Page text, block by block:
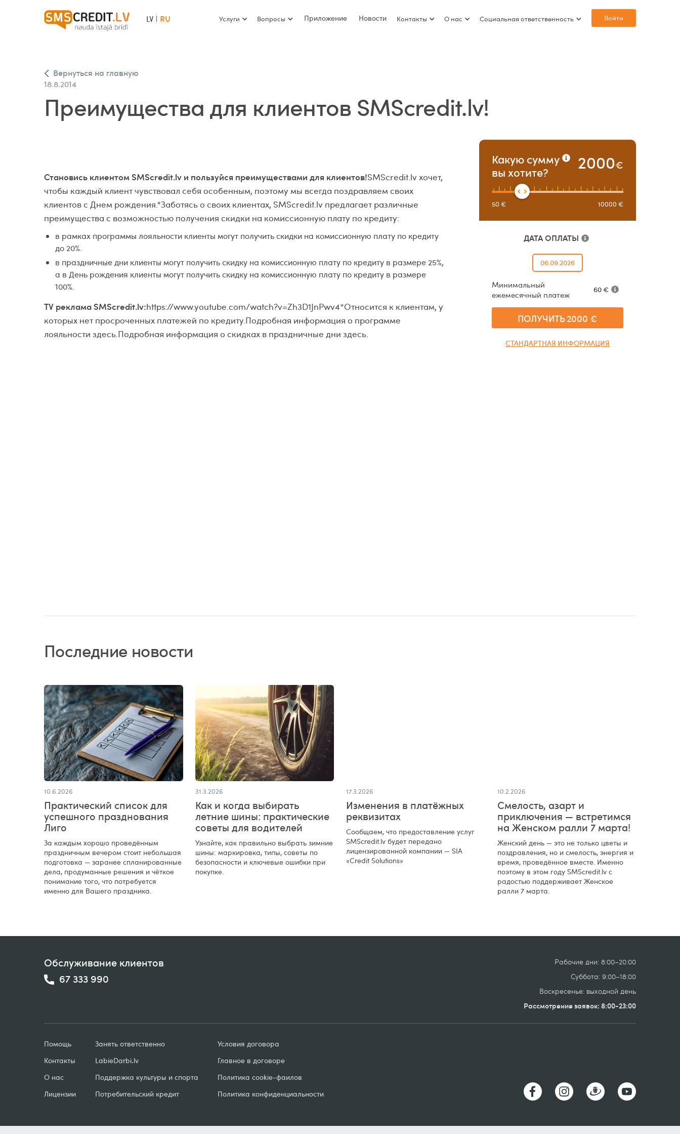
LV RU Услуги Вопросы Приложение Новости Контакты О нас Социальная ответственность Войти
Вернуться на главную
18.8.2014
Преимущества для клиентов SMScredit.lv!
Становись клиентом SMScredit.lv и пользуйся преимуществами для клиентов!SMScredit.lv хочет,
чтобы каждый клиент чувствовал себя особенным, поэтому мы всегда поздравляем своих
клиентов с Днем рождения.*Заботясь о своих клиентах, SMScredit.lv предлагает различные
преимущества с возможностью получения скидки на комиссионную плату по кредиту:
в рамках программы лояльности клиенты могут получить скидки на комиссионную плату по кредиту
до 20%.
в праздничные дни клиенты могут получить скидку на комиссионную плату по кредиту в размере 25%,
а в День рождения клиенты могут получить скидку на комиссионную плату по кредиту в размере
100%.
TV реклама SMScredit.lv:https://www.youtube.com/watch?v=Zh3D1JnPwv4*Относится к клиентам, у
которых нет просроченных платежей по кредиту.Подробная информация о программе
лояльности здесь.Подробная информация о скидках в праздничные дни здесь.
Какую сумму
вы хотите?
2000€
50 € 10000 €
ДАТА ОПЛАТЫ
06.09.2026
Минимальный
ежемесячный платеж
60€
ПОЛУЧИТЬ2000 €
СТАНДАРТНАЯ ИНФОРМАЦИЯ
Последние новости
10.6.2026
Практический список для
успешного празднования
Лиго
За каждым хорошо проведённым
праздничным вечером стоит небольшая
подготовка — заранее спланированные
дела, продуманные решения и чёткое
понимание того, что потребуется
именно для Вашего праздника.
31.3.2026
Как и когда выбирать
летние шины: практические
советы для водителей
Узнайте, как правильно выбрать зимние
шины: маркировка, типы, советы по
безопасности и ключевые ошибки при
покупке.
17.3.2026
Изменения в платёжных
реквизитах
Сообщаем, что предоставление услуг
SMScredit.lv будет передано
лицензированной компании — SIA
«Credit Solutions»
10.2.2026
Смелость, азарт и
приключения — встретимся
на Женском ралли 7 марта!
Женский день — это не только цветы и
поздравления, но и смелость, энергия и
время, проведённое вместе. Именно
поэтому в этом году SMScredit.lv с
радостью поддерживает Женское
ралли 7 марта.
Обслуживание клиентов
67 333 990
Рабочие дни: 8:00–20:00
Суббота: 9:00–18:00
Воскресенье: выходной день
Рассмотрение заявок: 8:00-23:00
Помощь
Контакты
О нас
Лицензии
Занять ответственно
LabieDarbi.lv
Поддержка культуры и спорта
Потребительский кредит
Условия договорa
Главное в договоре
Политика cookie-фаилов
Политика конфиденциальности